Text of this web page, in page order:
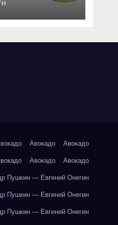
Авокадо Авокадо
Авокадо Авокадо
Пушкин — Евгений Онегин
Пушкин — Евгений Онегин
Пушкин — Евгений Онегин